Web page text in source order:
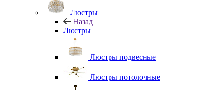
Люстры
Назад
Люстры
Люстры подвесные
Люстры потолочные